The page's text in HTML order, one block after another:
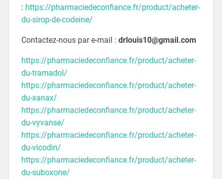
: https://pharmaciedeconfiance.fr/product/acheter-
du-sirop-de-codeine/
Contactez-nous par e-mail : drlouis10@gmail.com
https://pharmaciedeconfiance.fr/product/acheter-
du-tramadol/
https://pharmaciedeconfiance.fr/product/acheter-
du-xanax/
https://pharmaciedeconfiance.fr/product/acheter-
du-vyvanse/
https://pharmaciedeconfiance.fr/product/acheter-
du-vicodin/
https://pharmaciedeconfiance.fr/product/acheter-
du-suboxone/